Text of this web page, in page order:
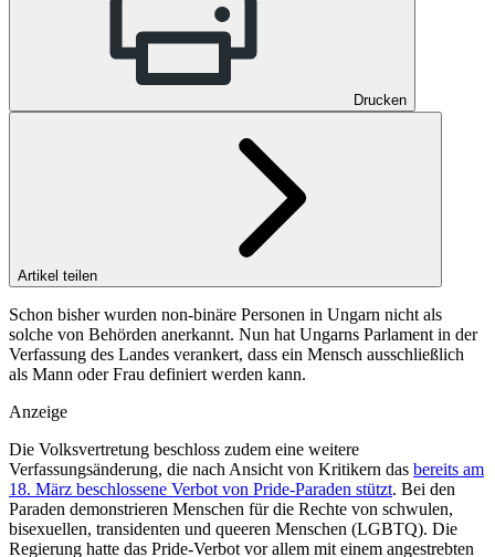
Drucken
Artikel teilen
Schon bisher wurden non-binäre Personen in Ungarn nicht als
solche von Behörden anerkannt. Nun hat Ungarns Parlament in der
Verfassung des Landes verankert, dass ein Mensch ausschließlich
als Mann oder Frau definiert werden kann.
Anzeige
Die Volksvertretung beschloss zudem eine weitere
Verfassungsänderung, die nach Ansicht von Kritikern das bereits am
18. März beschlossene Verbot von Pride-Paraden stützt. Bei den
Paraden demonstrieren Menschen für die Rechte von schwulen,
bisexuellen, transidenten und queeren Menschen (LGBTQ). Die
Regierung hatte das Pride-Verbot vor allem mit einem angestrebten